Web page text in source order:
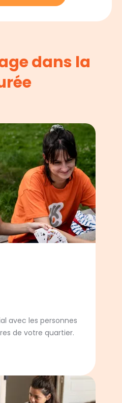
dans la
avec les personnes
de votre quartier.